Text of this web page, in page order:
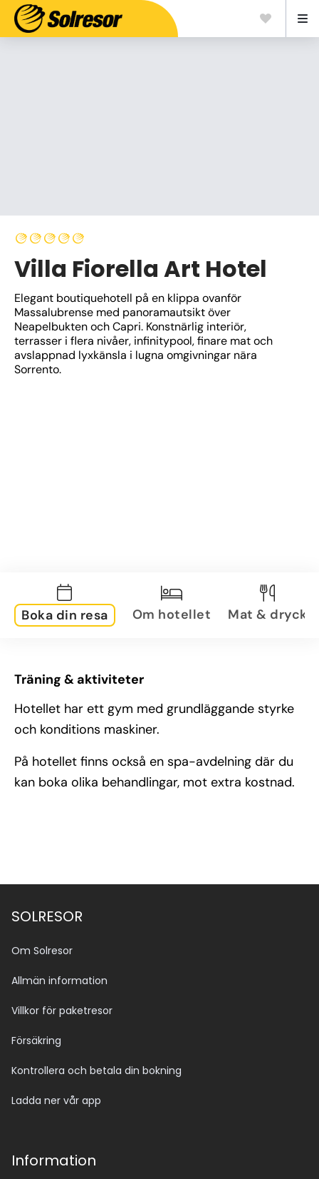
Villa Fiorella Art Hotel
Elegant boutiquehotell på en klippa ovanför
Massalubrense med panoramautsikt över
Neapelbukten och Capri. Konstnärlig interiör,
terrasser i flera nivåer, infinitypool, finare mat och
avslappnad lyxkänsla i lugna omgivningar nära
Sorrento.
Boka din resa Om hotellet Mat & dryck
Träning & aktiviteter
Hotellet har ett gym med grundläggande styrke
och konditions maskiner.
På hotellet finns också en spa-avdelning där du
kan boka olika behandlingar, mot extra kostnad.
SOLRESOR
Om Solresor
Allmän information
Villkor för paketresor
Försäkring
Kontrollera och betala din bokning
Ladda ner vår app
Information